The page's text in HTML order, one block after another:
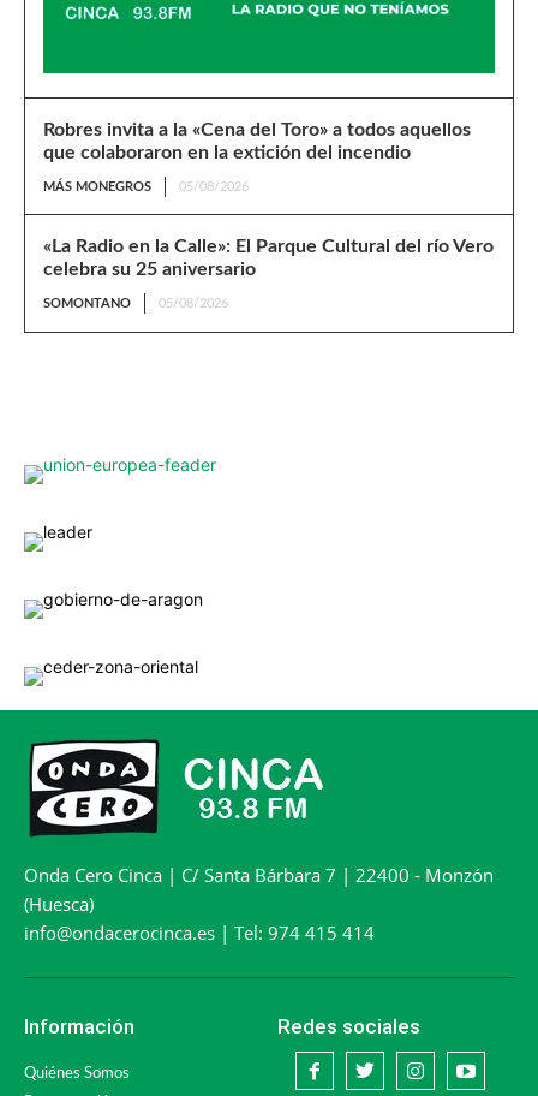
Robres invita a la «Cena del Toro» a todos aquellos
que colaboraron en la extición del incendio
MÁS MONEGROS 05/08/2026
«La Radio en la Calle»: El Parque Cultural del río Vero
celebra su 25 aniversario
SOMONTANO 05/08/2026
Onda Cero Cinca | C/ Santa Bárbara 7 | 22400 - Monzón
(Huesca)
info@ondacerocinca.es | Tel: 974 415 414
Información
Quiénes Somos
Redes sociales